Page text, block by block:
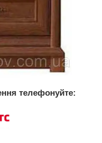
телефонуйте: